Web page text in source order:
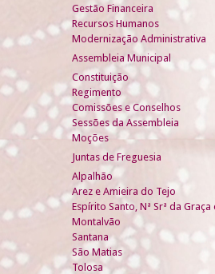
Gestão Financeira
Recursos Humanos
Modernização Administrativa
Assembleia Municipal
Constituição
Regimento
Comissões e Conselhos
Sessões da Assembleia
Moções
Juntas de Freguesia
Alpalhão
Arez e Amieira do Tejo
Espírito Santo, Nª Srª da Graça
Montalvão
Santana
São Matias
Tolosa